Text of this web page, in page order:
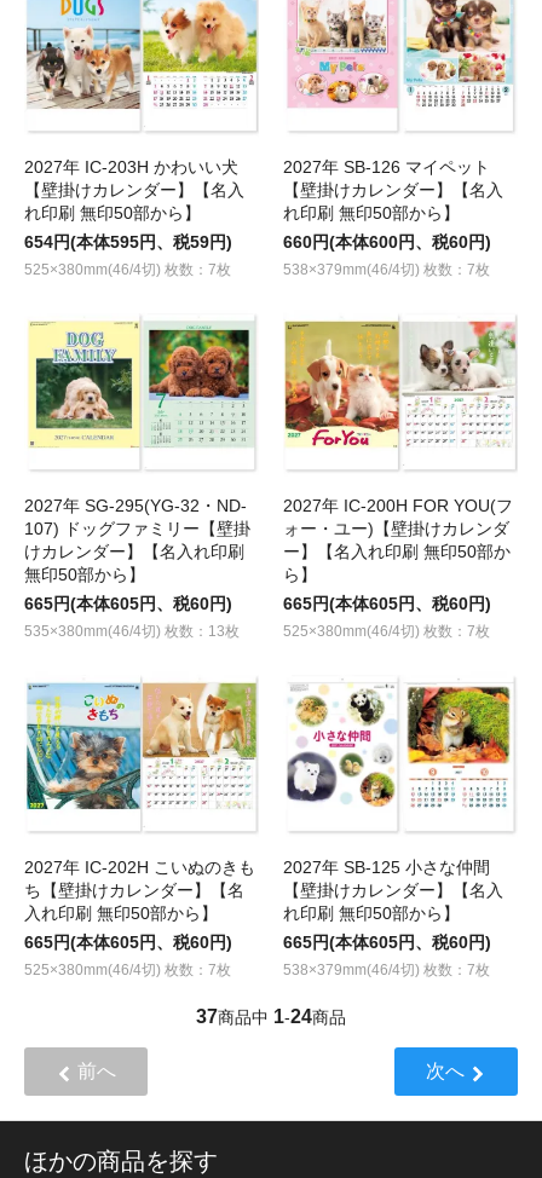
2027年 IC-203H かわいい犬
【壁掛けカレンダー】【名入
れ印刷 無印50部から】
654円(本体595円、税59円)
525×380mm(46/4切) 枚数：7枚
2027年 SB-126 マイペット
【壁掛けカレンダー】【名入
れ印刷 無印50部から】
660円(本体600円、税60円)
538×379mm(46/4切) 枚数：7枚
2027年 SG-295(YG-32・ND-
107) ドッグファミリー【壁掛
けカレンダー】【名入れ印刷
無印50部から】
665円(本体605円、税60円)
535×380mm(46/4切) 枚数：13枚
2027年 IC-200H FOR YOU(フ
ォー・ユー)【壁掛けカレンダ
ー】【名入れ印刷 無印50部か
ら】
665円(本体605円、税60円)
525×380mm(46/4切) 枚数：7枚
2027年 IC-202H こいぬのきも
ち【壁掛けカレンダー】【名
入れ印刷 無印50部から】
665円(本体605円、税60円)
525×380mm(46/4切) 枚数：7枚
2027年 SB-125 小さな仲間
【壁掛けカレンダー】【名入
れ印刷 無印50部から】
665円(本体605円、税60円)
538×379mm(46/4切) 枚数：7枚
37商品中 1-24商品
前へ 次へ
ほかの商品を探す